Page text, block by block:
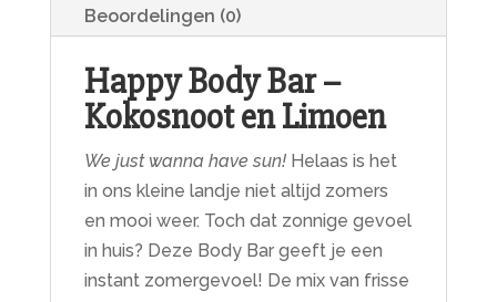
Beoordelingen (0)
Happy Body Bar –
Kokosnoot en Limoen
We just wanna have sun!Helaas is het
in ons kleine landje niet altijd zomers
en mooi weer. Toch dat zonnige gevoel
in huis? Deze Body Bar geeft je een
instant zomergevoel! De mix van frisse